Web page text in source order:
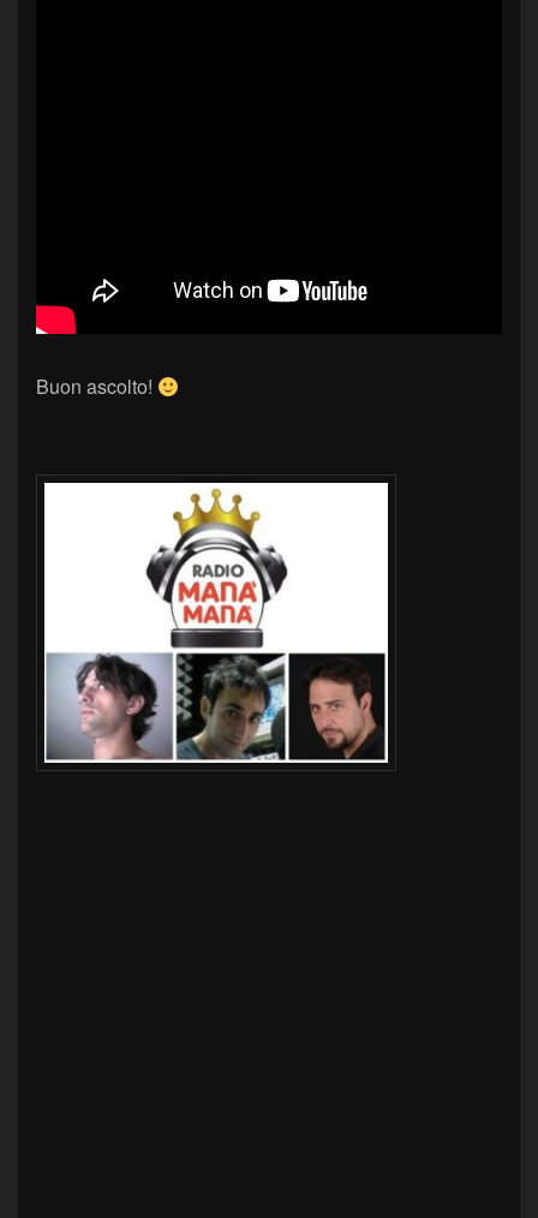
Buon ascolto!